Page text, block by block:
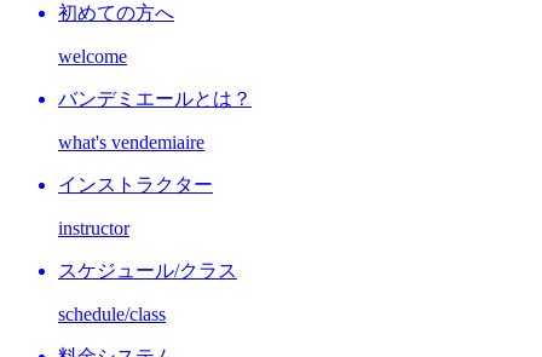
初めての方へ
welcome
バンデミエールとは？
what's vendemiaire
インストラクター
instructor
スケジュール/クラス
schedule/class